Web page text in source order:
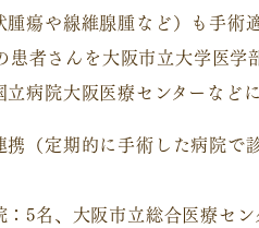
瘍や線維腺腫など）も手術
者さんを大阪市立大学医学
病院大阪医療センターなど
（定期的に手術した病院
5名、大阪市立総合医療セ